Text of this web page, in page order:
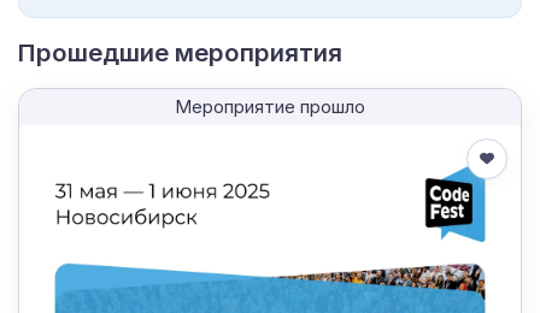
Прошедшие мероприятия
Мероприятие прошло